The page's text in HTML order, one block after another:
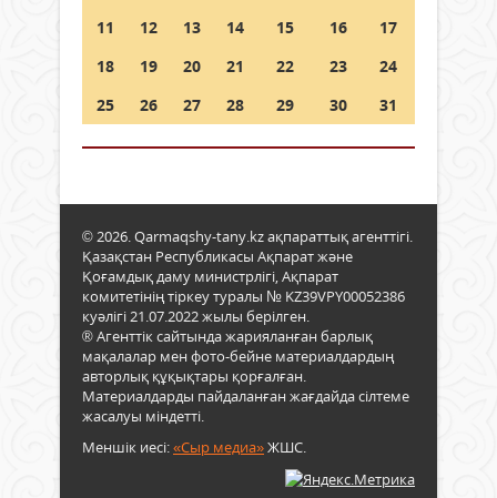
11
12 13 14 15 16
17
18
19 20 21 22 23
24
25
26 27 28 29 30 31
© 2026. Qarmaqshy-tany.kz ақпараттық агенттігі.
Қазақстан Республикасы Ақпарат және
Қоғамдық даму министрлігі, Ақпарат
комитетінің тіркеу туралы № KZ39VPY00052386
куәлігі 21.07.2022 жылы берілген.
® Агенттік сайтында жарияланған барлық
мақалалар мен фото-бейне материалдардың
авторлық құқықтары қорғалған.
Материалдарды пайдаланған жағдайда сілтеме
жасалуы міндетті.
Меншік иесі:«Сыр медиа»ЖШС.